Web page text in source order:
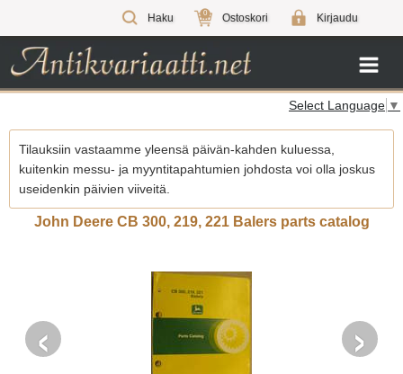
Haku 0 Ostoskori Kirjaudu
Select Language ▼
Tilauksiin vastaamme yleensä päivän-kahden kuluessa,
kuitenkin messu- ja myyntitapahtumien johdosta voi olla joskus
useidenkin päivien viiveitä.
John Deere CB 300, 219, 221 Balers parts catalog
‹ ›